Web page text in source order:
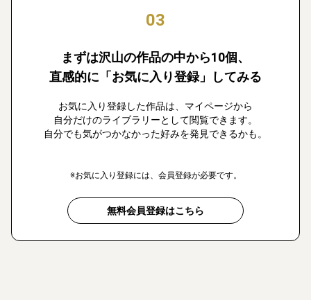
03
まずは沢山の作品の中から10個、
直感的に「お気に入り登録」してみる
お気に入り登録した作品は、マイページから
自分だけのライブラリーとして閲覧できます。
自分でも気がつかなかった好みを発見できるかも。
※お気に入り登録には、会員登録が必要です。
無料会員登録はこちら